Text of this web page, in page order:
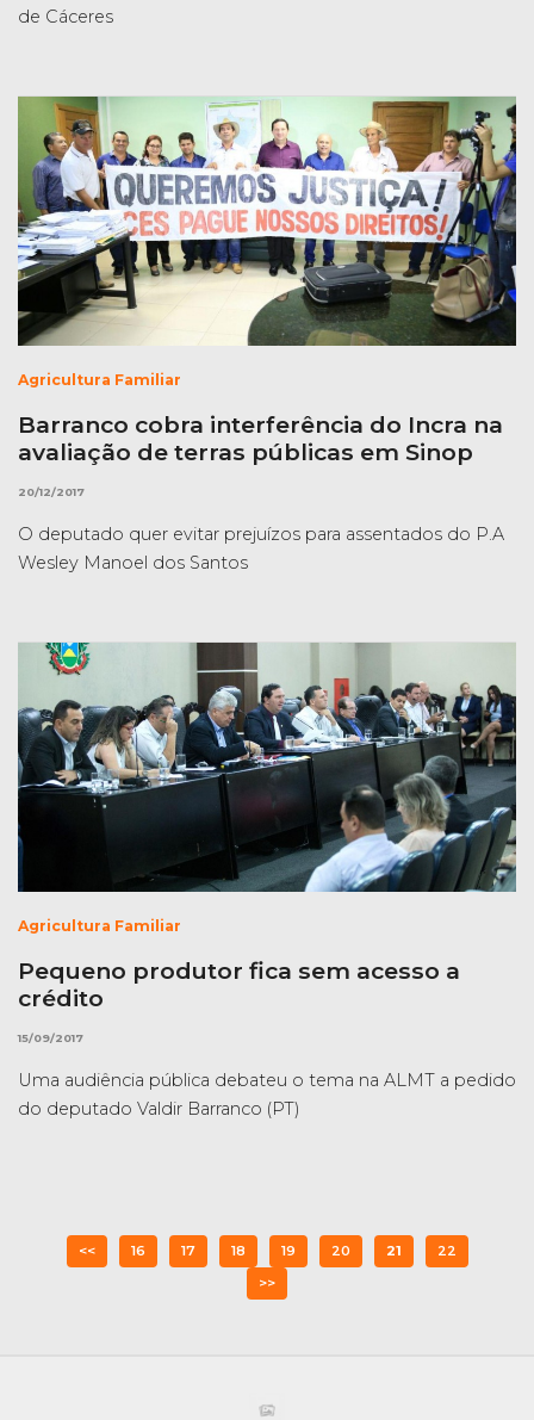
de Cáceres
Agricultura Familiar
Barranco cobra interferência do Incra na
avaliação de terras públicas em Sinop
20/12/2017
O deputado quer evitar prejuízos para assentados do P.A
Wesley Manoel dos Santos
Agricultura Familiar
Pequeno produtor fica sem acesso a
crédito
15/09/2017
Uma audiência pública debateu o tema na ALMT a pedido
do deputado Valdir Barranco (PT)
<< 16 17 18 19 20 21
22
>>